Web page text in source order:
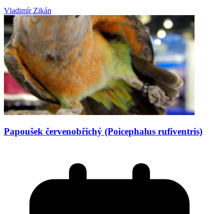
Vladimír Zikán
Papoušek červenobřichý (Poicephalus rufiventris)